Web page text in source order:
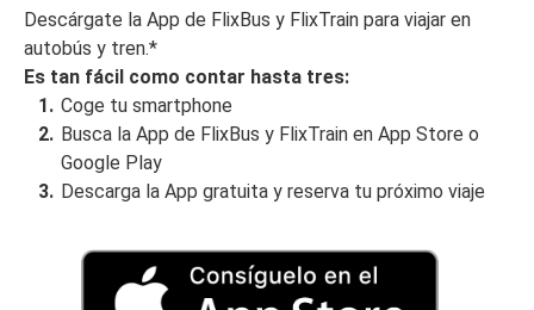
Descárgate la App de FlixBus y FlixTrain para viajar en
autobús y tren.*
Es tan fácil como contar hasta tres:
Coge tu smartphone
Busca la App de FlixBus y FlixTrain en App Store o
Google Play
Descarga la App gratuita y reserva tu próximo viaje